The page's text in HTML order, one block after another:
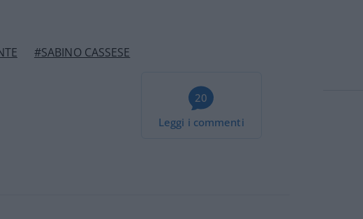
#SABINO CASSESE
20
Leggi i commenti